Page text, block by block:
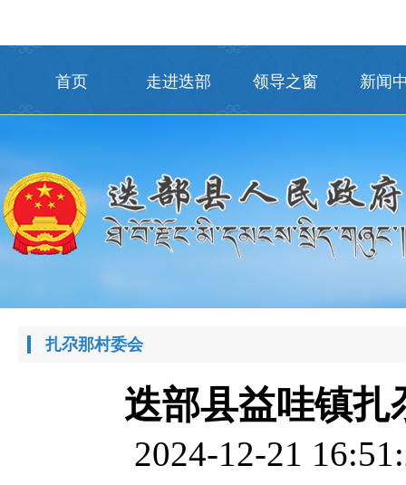
首页 走进迭部 领导之窗 新闻
扎尕那村委会
迭部县益哇镇扎
2024-12-21